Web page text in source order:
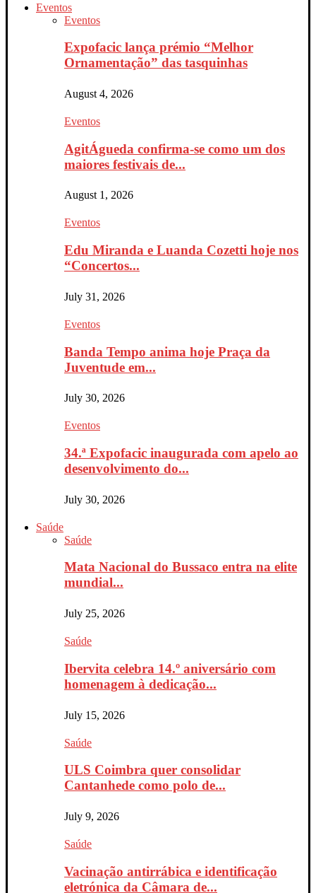
Eventos
Eventos
Expofacic lança prémio “Melhor
Ornamentação” das tasquinhas
August 4, 2026
Eventos
AgitÁgueda confirma-se como um dos
maiores festivais de...
August 1, 2026
Eventos
Edu Miranda e Luanda Cozetti hoje nos
“Concertos...
July 31, 2026
Eventos
Banda Tempo anima hoje Praça da
Juventude em...
July 30, 2026
Eventos
34.ª Expofacic inaugurada com apelo ao
desenvolvimento do...
July 30, 2026
Saúde
Saúde
Mata Nacional do Bussaco entra na elite
mundial...
July 25, 2026
Saúde
Ibervita celebra 14.º aniversário com
homenagem à dedicação...
July 15, 2026
Saúde
ULS Coimbra quer consolidar
Cantanhede como polo de...
July 9, 2026
Saúde
Vacinação antirrábica e identificação
eletrónica da Câmara de...